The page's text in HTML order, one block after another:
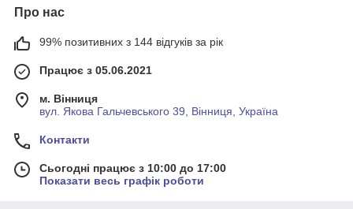
Про нас
99% позитивних з 144 відгуків за рік
Працює з 05.06.2021
м. Вінниця
вул. Якова Гальчевського 39, Вінниця, Україна
Контакти
Сьогодні працює з 10:00 до 17:00
Показати весь графік роботи